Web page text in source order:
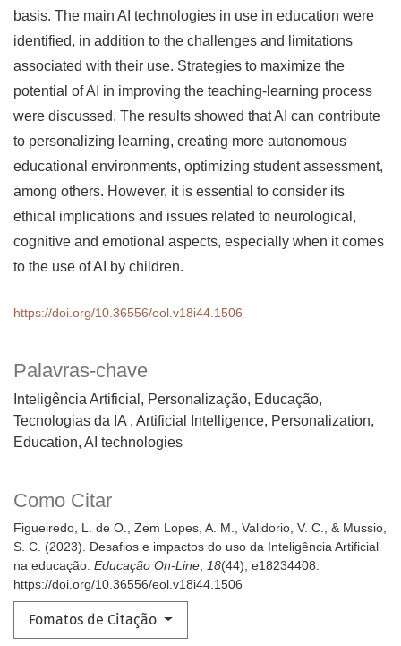
Palavras-chave
Inteligência Artificial, Personalização, Educação,
Tecnologias da IA
Artificial Intelligence, Personalization,
Education, AI technologies
Como Citar
Figueiredo, L. de O., Zem Lopes, A. M., Validorio, V. C., & Mussio,
S. C. (2023). Desafios e impactos do uso da Inteligência Artificial
na educação. Educação On-Line, 18(44), e18234408.
https://doi.org/10.36556/eol.v18i44.1506
Fomatos de Citação
basis. The main AI technologies in use in education were
identified, in addition to the challenges and limitations
associated with their use. Strategies to maximize the
potential of AI in improving the teaching-learning process
were discussed. The results showed that AI can contribute
to personalizing learning, creating more autonomous
educational environments, optimizing student assessment,
among others. However, it is essential to consider its
ethical implications and issues related to neurological,
cognitive and emotional aspects, especially when it comes
to the use of AI by children.
https://doi.org/10.36556/eol.v18i44.1506